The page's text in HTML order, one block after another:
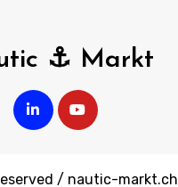
⚓ Markt
/ nautic-markt.ch